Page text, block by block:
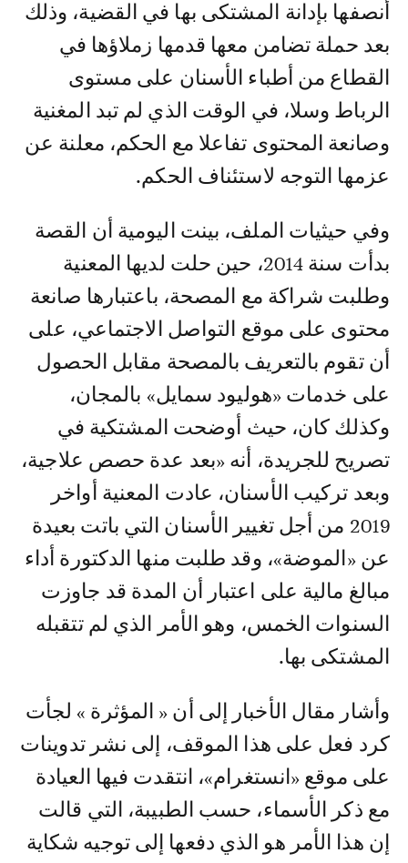
أنصفها بإدانة المشتكى بها في القضية، وذلك
بعد حملة تضامن معها قدمها زملاؤها في
القطاع من أطباء الأسنان على مستوى
الرباط وسلا، في الوقت الذي لم تبد المغنية
وصانعة المحتوى تفاعلا مع الحكم، معلنة عن
عزمها التوجه لاستئناف الحكم.
وفي حيثيات الملف، بينت اليومية أن القصة
بدأت سنة 2014، حين حلت لديها المعنية
وطلبت شراكة مع المصحة، باعتبارها صانعة
محتوى على موقع التواصل الاجتماعي، على
أن تقوم بالتعريف بالمصحة مقابل الحصول
على خدمات «هوليود سمايل» بالمجان،
وكذلك كان، حيث أوضحت المشتكية في
تصريح للجريدة، أنه «بعد عدة حصص علاجية،
وبعد تركيب الأسنان، عادت المعنية أواخر
2019 من أجل تغيير الأسنان التي باتت بعيدة
عن «الموضة»، وقد طلبت منها الدكتورة أداء
مبالغ مالية على اعتبار أن المدة قد جاوزت
السنوات الخمس، وهو الأمر الذي لم تتقبله
المشتكى بها.
وأشار مقال الأخبار إلى أن « المؤثرة » لجأت
كرد فعل على هذا الموقف، إلى نشر تدوينات
على موقع «انستغرام»، انتقدت فيها العيادة
مع ذكر الأسماء، حسب الطبيبة، التي قالت
إن هذا الأمر هو الذي دفعها إلى توجيه شكاية